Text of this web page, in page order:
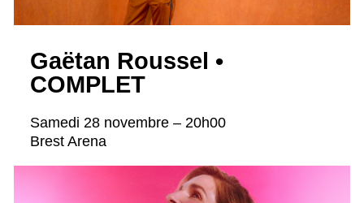
Gaëtan Roussel •
COMPLET
Samedi 28 novembre – 20h00
Brest Arena